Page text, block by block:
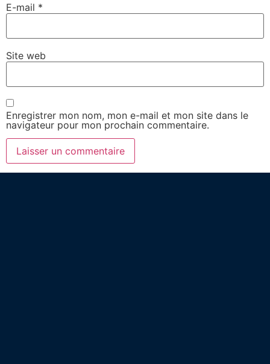
E-mail *
Site web
Enregistrer mon nom, mon e-mail et mon site dans le
navigateur pour mon prochain commentaire.